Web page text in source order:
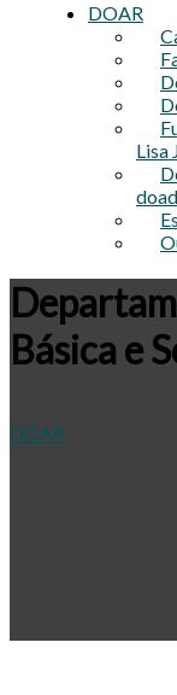
DOAR
Lisa
Básica e
DOAR